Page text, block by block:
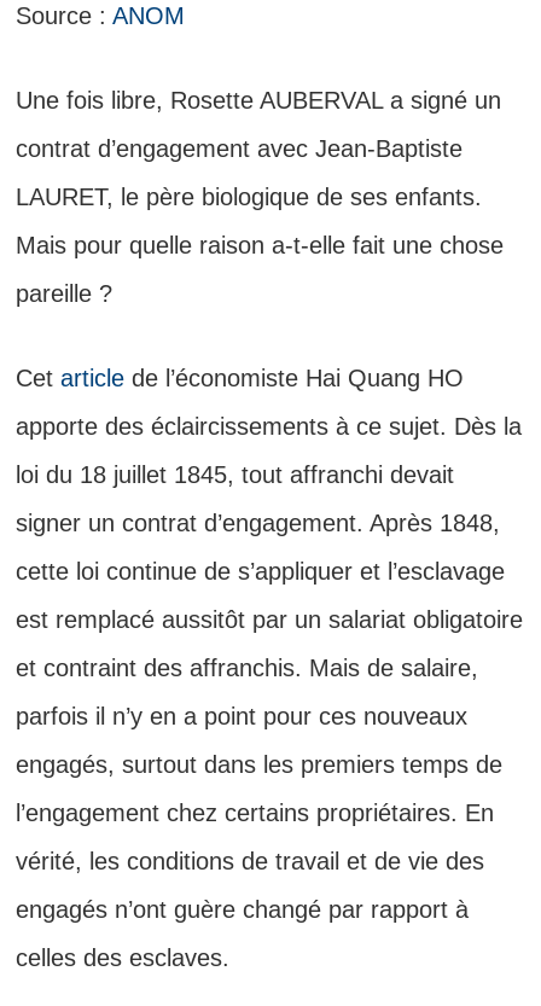
Source : ANOM
Une fois libre, Rosette AUBERVAL a signé un
contrat d’engagement avec Jean-Baptiste
LAURET, le père biologique de ses enfants.
Mais pour quelle raison a-t-elle fait une chose
pareille ?
Cet articlede l’économiste Hai Quang HO
apporte des éclaircissements à ce sujet. Dès la
loi du 18 juillet 1845, tout affranchi devait
signer un contrat d’engagement. Après 1848,
cette loi continue de s’appliquer et l’esclavage
est remplacé aussitôt par un salariat obligatoire
et contraint des affranchis. Mais de salaire,
parfois il n’y en a point pour ces nouveaux
engagés, surtout dans les premiers temps de
l’engagement chez certains propriétaires. En
vérité, les conditions de travail et de vie des
engagés n’ont guère changé par rapport à
celles des esclaves.